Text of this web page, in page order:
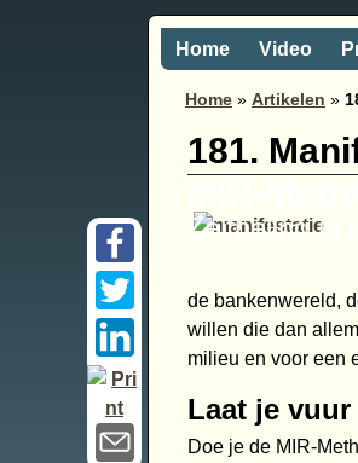
Zelfheling in
Home Video
Home » Artikelen »
181.
de bankenwereld,
willen die dan
milieu en voor een
Laat je
Doe je de MIR-